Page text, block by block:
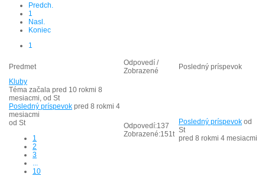
Predch.
1
Nasl.
Koniec
1
Predmet
Odpovedí /
Zobrazené
Posledný príspevok
Kluby
Téma začala pred 10 rokmi 8
mesiacmi, od St
Posledný príspevok pred 8 rokmi 4
mesiacmi
od St
1
2
3
...
10
Odpovedí:137
Zobrazené:151t
Posledný príspevok od
St
pred 8 rokmi 4 mesiacmi